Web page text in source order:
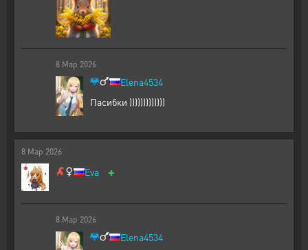
8 Мар 2026
Elena4534
Пасибки )))))))))))))
8 Мар 2026
Eva +
8 Мар 2026
Elena4534